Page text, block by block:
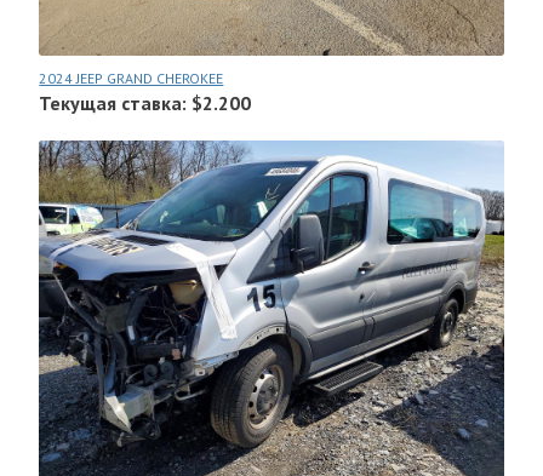
2024 JEEP GRAND CHEROKEE
Текущая ставка: $2.200